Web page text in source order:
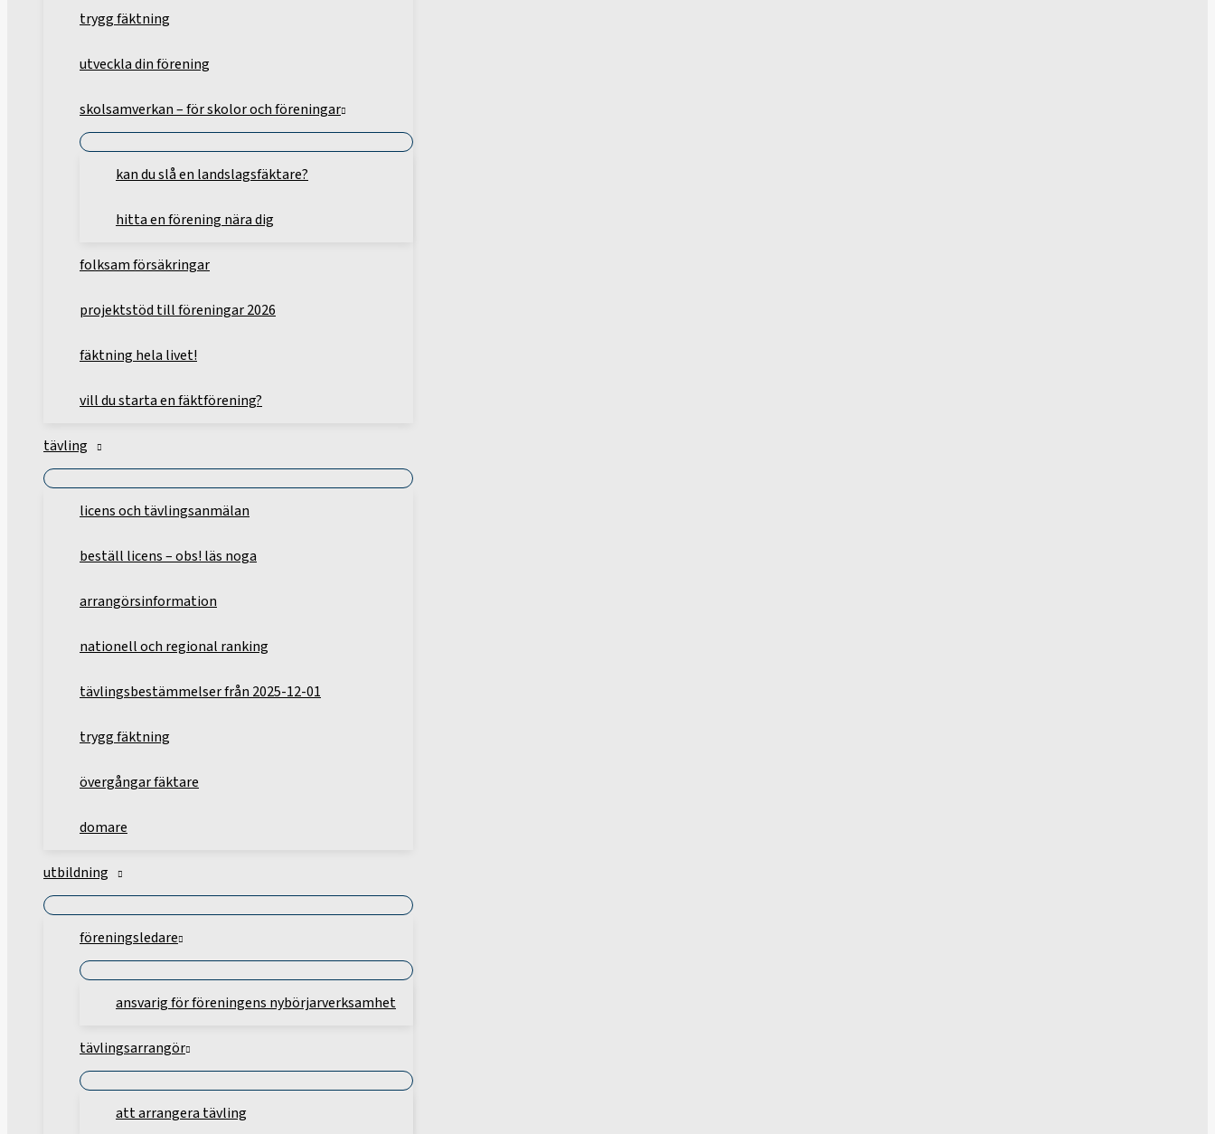
trygg fäktning
utveckla din förening
skolsamverkan – för skolor och föreningar
kan du slå en landslagsfäktare?
hitta en förening nära dig
folksam försäkringar
projektstöd till föreningar 2026
fäktning hela livet!
vill du starta en fäktförening?
tävling
licens och tävlingsanmälan
beställ licens – obs! läs noga
arrangörsinformation
nationell och regional ranking
tävlingsbestämmelser från 2025-12-01
trygg fäktning
övergångar fäktare
domare
utbildning
föreningsledare
ansvarig för föreningens nybörjarverksamhet
tävlingsarrangör
att arrangera tävling